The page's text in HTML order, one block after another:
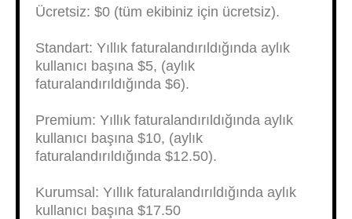
Ücretsiz: $0 (tüm ekibiniz için ücretsiz).
Standart: Yıllık faturalandırıldığında aylık
kullanıcı başına $5, (aylık
faturalandırıldığında $6).
Premium: Yıllık faturalandırıldığında aylık
kullanıcı başına $10, (aylık
faturalandırıldığında $12.50).
Kurumsal: Yıllık faturalandırıldığında aylık
kullanıcı başına $17.50